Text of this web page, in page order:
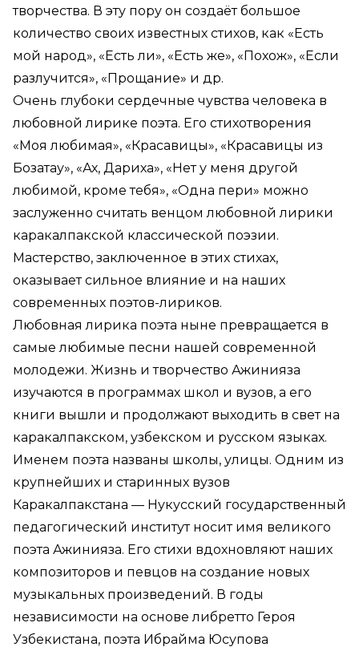
творчества. В эту пору он создаёт большое
количество своих известных стихов, как «Есть
мой народ», «Есть ли», «Есть же», «Похож», «Если
разлучится», «Прощание» и др.
Очень глубоки сердечные чувства человека в
любовной лирике поэта. Его стихотворения
«Моя любимая», «Красавицы», «Красавицы из
Бозатау», «Ах, Дариха», «Нет у меня другой
любимой, кроме тебя», «Одна пери» можно
заслуженно считать венцом любовной лирики
каракалпакской классической поэзии.
Мастерство, заключенное в этих стихах,
оказывает сильное влияние и на наших
современных поэтов-лириков.
Любовная лирика поэта ныне превращается в
самые любимые песни нашей современной
молодежи. Жизнь и творчество Ажинияза
изучаются в программах школ и вузов, а его
книги вышли и продолжают выходить в свет на
каракалпакском, узбекском и русском языках.
Именем поэта названы школы, улицы. Одним из
крупнейших и старинных вузов
Каракалпакстана — Нукусский государственный
педагогический институт носит имя великого
поэта Ажинияза. Его стихи вдохновляют наших
композиторов и певцов на создание новых
музыкальных произведений. В годы
независимости на основе либретто Героя
Узбекистана, поэта Ибрайма Юсупова